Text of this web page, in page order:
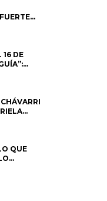
16 DE
LOS
SALIDA
QUE
“UNA